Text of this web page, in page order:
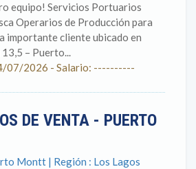
equipo! Servicios Portuarios
Operarios de Producción para
importante cliente ubicado en
13,5 – Puerto...
07/2026 - Salario: ----------
DE VENTA - PUERTO
Montt | Región : Los Lagos